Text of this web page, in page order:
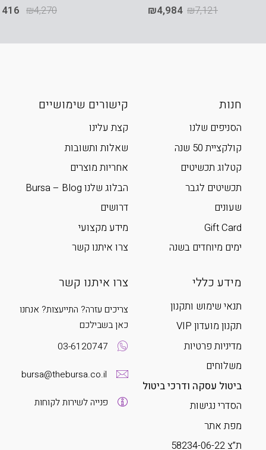
₪7,121
₪4,984
₪4,270
חנות
הסניפים שלנו
קולקציית 50 שנה
קטלוג תכשיטים
תכשיטים לגבר
שעונים
Gift Card
ימים מיוחדים בשנה
קישורים שימושיים
קצת עלינו
שאלות ותשובות
אחריות מוצרים
הבלוג שלנו Bursa – Blog
דרושים
מידע מקצועי
צרו איתנו קשר
מידע כללי
תנאי שימוש ותקנון
תקנון מועדון VIP
מדיניות פרטיות
משלוחים
ביטול עסקה ודרכי ביטול
הסדרי נגישות
מפת אתר
ת”צ 58234-06-22
צרו איתנו קשר
צריכים עזרה? התייעצות? אנחנו
כאן בשבילכם
03-6120747
bursa@thebursa.co.il
פנייה לשירות לקוחות